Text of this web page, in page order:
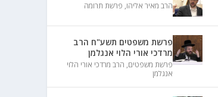
הרב מאיר אליהו, פרשת תרומה
פרשת משפטים תשע"ח הרב
מרדכי אורי הלוי אנגלמן
פרשת משפטים, הרב מרדכי אורי הלוי
אנגלמן